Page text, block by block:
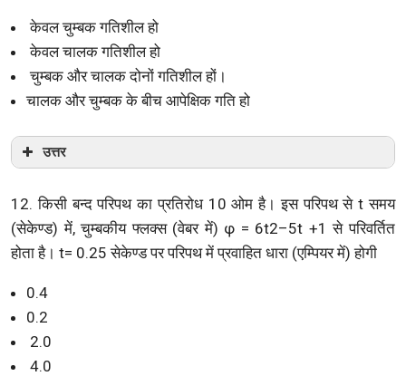
केवल चुम्बक गतिशील हो
केवल चालक गतिशील हो
चुम्बक और चालक दोनों गतिशील हों।
चालक और चुम्बक के बीच आपेक्षिक गति हो
उत्तर
12. किसी बन्द परिपथ का प्रतिरोध 10 ओम है। इस परिपथ से t समय
(सेकेण्ड) में, चुम्बकीय फ्लक्स (वेबर में) φ = 6t2–5t +1 से परिवर्तित
होता है। t= 0.25 सेकेण्ड पर परिपथ में प्रवाहित धारा (एम्पियर में) होगी
0.4
0.2
2.0
4.0